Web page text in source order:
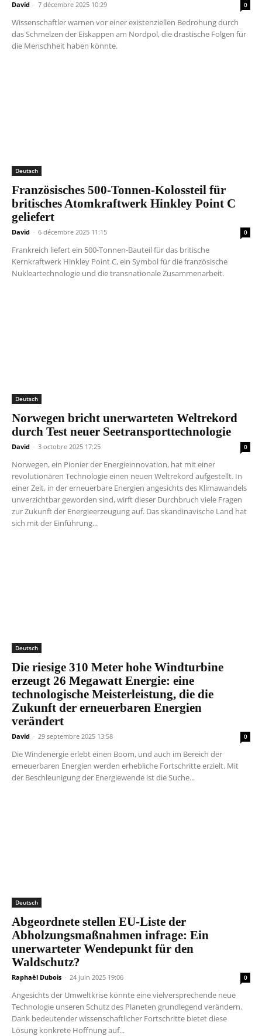
David - 7 décembre 2025 10:29 0
Wissenschaftler warnen vor einer existenziellen Bedrohung durch
das Schmelzen der Eiskappen am Nordpol, die drastische Folgen für
die Menschheit haben könnte.
Deutsch
Französisches 500-Tonnen-Kolossteil für
britisches Atomkraftwerk Hinkley Point C
geliefert
David - 6 décembre 2025 11:15 0
Frankreich liefert ein 500-Tonnen-Bauteil für das britische
Kernkraftwerk Hinkley Point C, ein Symbol für die französische
Nukleartechnologie und die transnationale Zusammenarbeit.
Deutsch
Norwegen bricht unerwarteten Weltrekord
durch Test neuer Seetransporttechnologie
David - 3 octobre 2025 17:25 0
Norwegen, ein Pionier der Energieinnovation, hat mit einer
revolutionären Technologie einen neuen Weltrekord aufgestellt. In
einer Zeit, in der erneuerbare Energien angesichts des Klimawandels
unverzichtbar geworden sind, wirft dieser Durchbruch viele Fragen
zur Zukunft der Energieerzeugung auf. Das skandinavische Land hat
sich mit der Einführung...
Deutsch
Die riesige 310 Meter hohe Windturbine
erzeugt 26 Megawatt Energie: eine
technologische Meisterleistung, die die
Zukunft der erneuerbaren Energien
verändert
David - 29 septembre 2025 13:58 0
Die Windenergie erlebt einen Boom, und auch im Bereich der
erneuerbaren Energien werden erhebliche Fortschritte erzielt. Mit
der Beschleunigung der Energiewende ist die Suche...
Deutsch
Abgeordnete stellen EU-Liste der
Abholzungsmaßnahmen infrage: Ein
unerwarteter Wendepunkt für den
Waldschutz?
Raphaël Dubois - 24 juin 2025 19:06 0
Angesichts der Umweltkrise könnte eine vielversprechende neue
Technologie unseren Schutz des Planeten grundlegend verändern.
Dank bedeutender wissenschaftlicher Fortschritte bietet diese
Lösung konkrete Hoffnung auf...